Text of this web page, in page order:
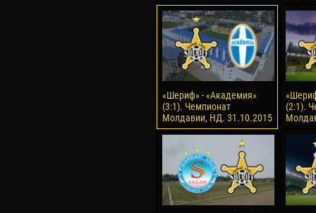
«Шериф» - «Академия»
(3:1). Чемпионат
Молдавии, НД. 31.10.2015
(2:1).